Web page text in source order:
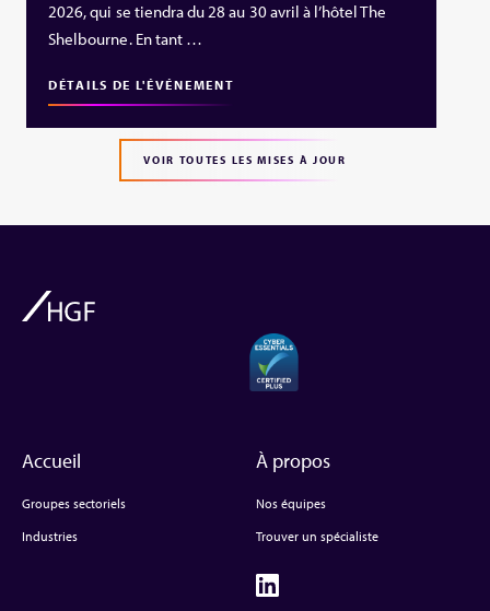
2026, qui se tiendra du 28 au 30 avril à l’hôtel The
Shelbourne. En tant …
DÉTAILS DE L'ÉVÉNEMENT
VOIR TOUTES LES MISES À JOUR
Accueil
Groupes sectoriels
Industries
À propos
Nos équipes
Trouver un spécialiste